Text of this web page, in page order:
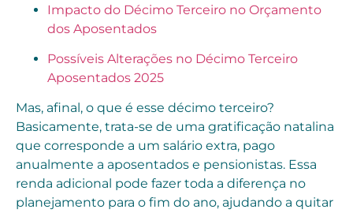
Impacto do Décimo Terceiro no Orçamento
dos Aposentados
Possíveis Alterações no Décimo Terceiro
Aposentados 2025
Mas, afinal, o que é esse décimo terceiro?
Basicamente, trata-se de uma gratificação natalina
que corresponde a um salário extra, pago
anualmente a aposentados e pensionistas. Essa
renda adicional pode fazer toda a diferença no
planejamento para o fim do ano, ajudando a quitar